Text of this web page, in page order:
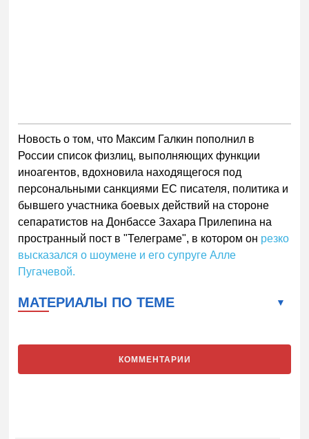
Новость о том, что Максим Галкин пополнил в
России список физлиц, выполняющих функции
иноагентов, вдохновила находящегося под
персональными санкциями ЕС писателя, политика и
бывшего участника боевых действий на стороне
сепаратистов на Донбассе Захара Прилепина на
пространный пост в "Телеграме", в котором он резко
высказался о шоумене и его супруге Алле
Пугачевой.
МАТЕРИАЛЫ ПО ТЕМЕ
КОММЕНТАРИИ